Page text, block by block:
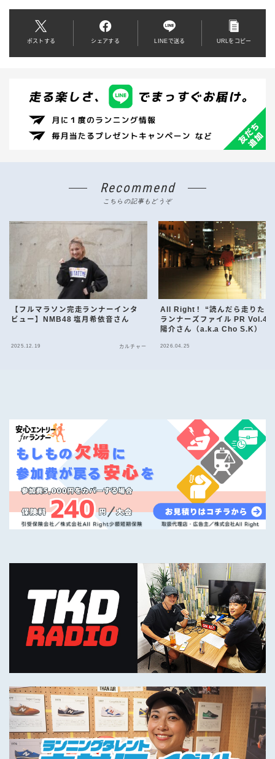
ポストする シェアする LINEで送る URLをコピー
Recommend
こちらの記事もどうぞ
【フルマラソン完走ランナーインタ
ビュー】NMB48 塩月希依音さん
2025.12.19 カルチャー
All Right！ “読んだら走りたく
ランナーズファイル PR Vol.4
陽介さん（a.k.a Cho S.K） 「
予定が読めない……そんな50代
2026.04.25